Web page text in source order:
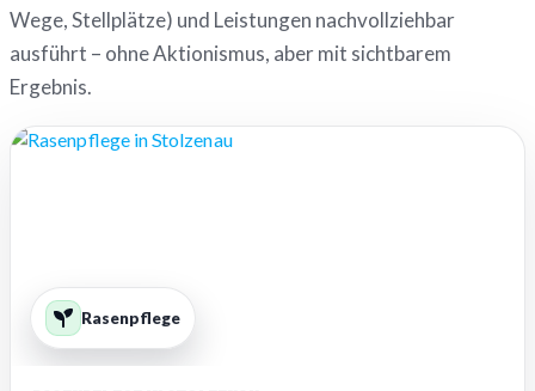
Wege, Stellplätze) und Leistungen nachvollziehbar
ausführt – ohne Aktionismus, aber mit sichtbarem
Ergebnis.
Rasenpflege